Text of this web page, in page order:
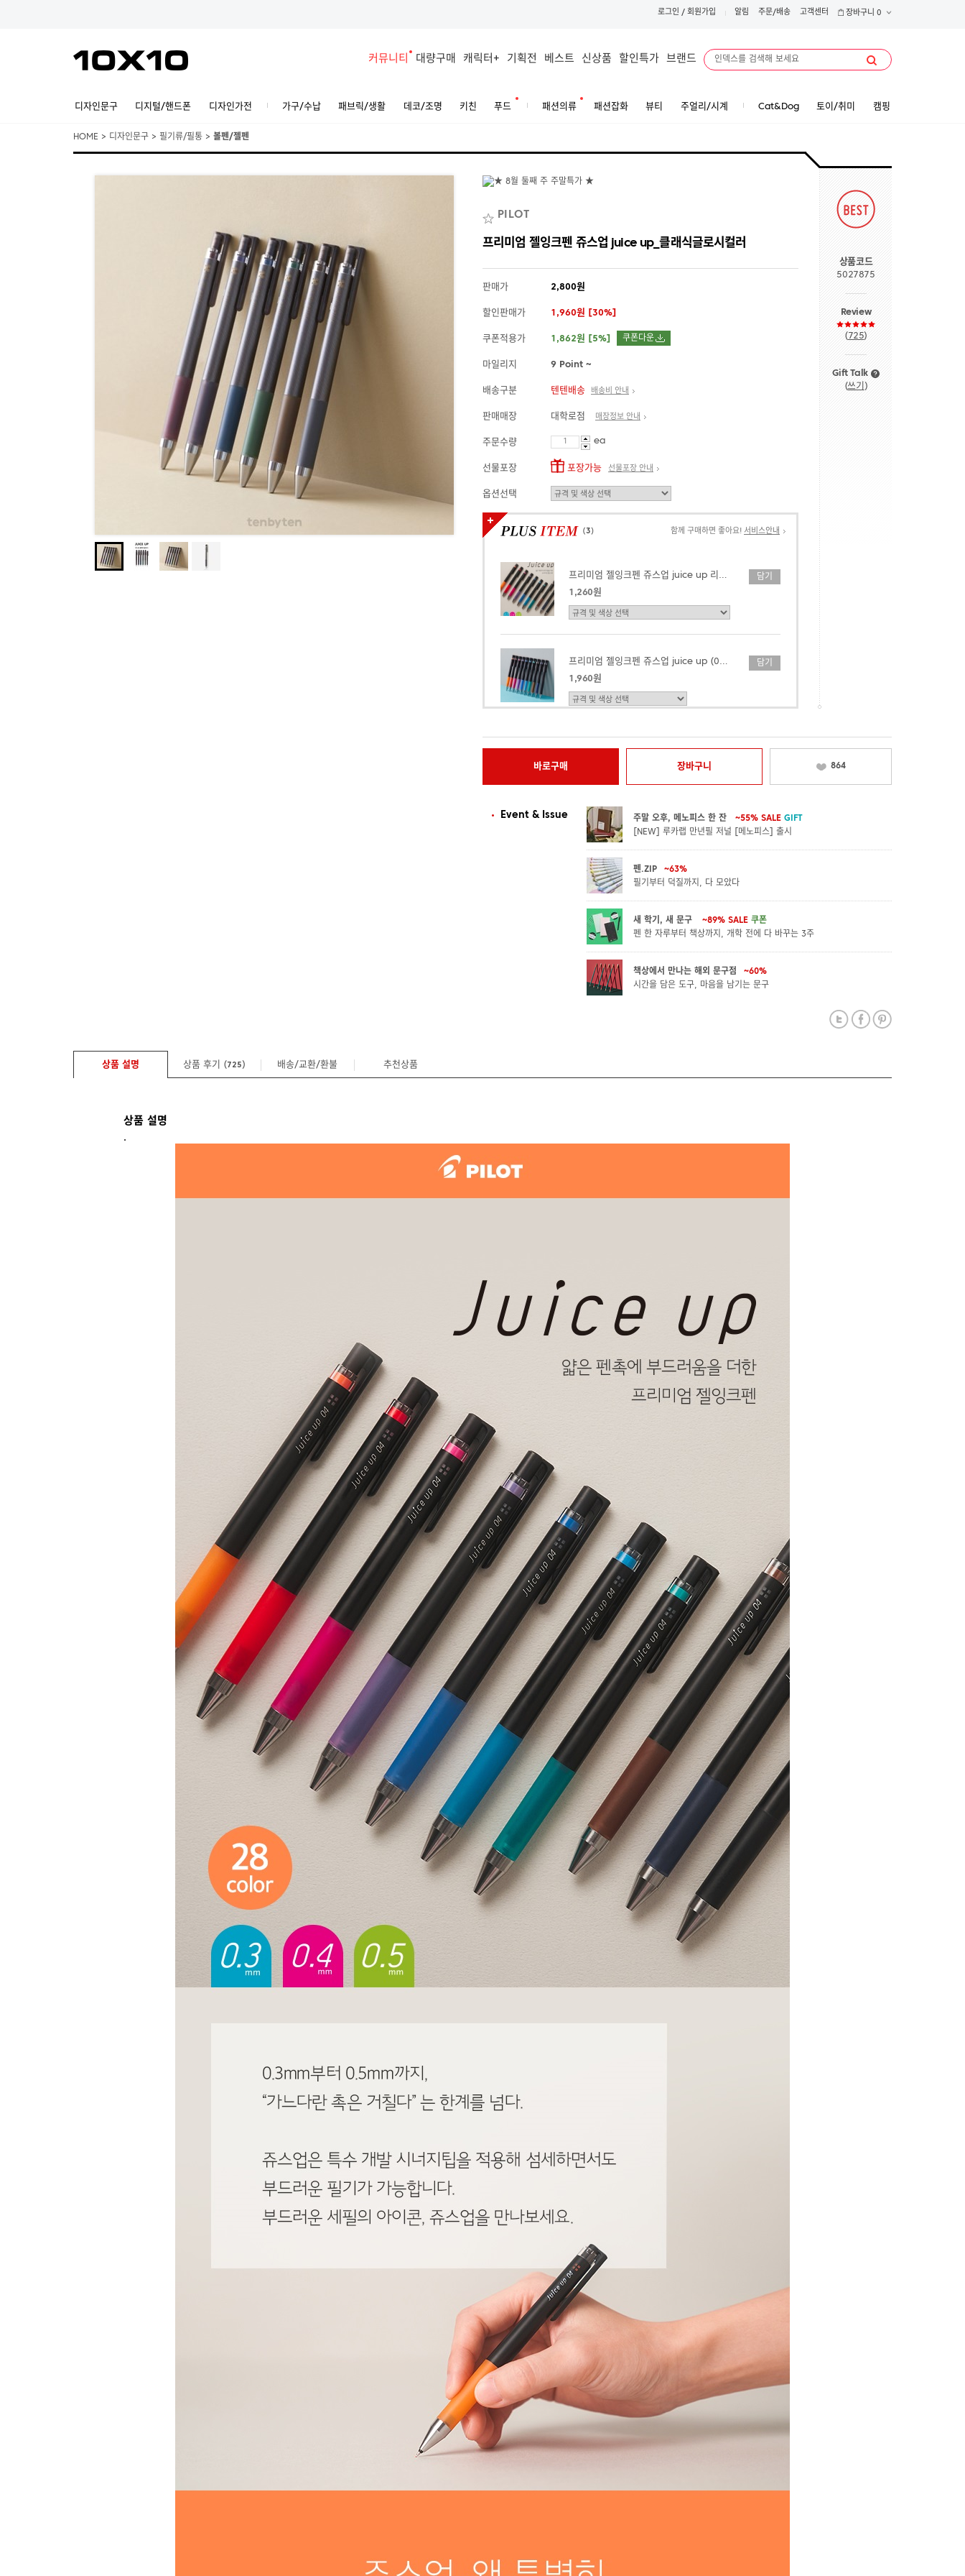
로그인 / 회원가입 알림 주문/배송 고객센터 장바구니 0
커뮤니티 대량구매 캐릭터+ 기획전 베스트 신상품 할인특가 브랜드
디자인문구 디지털/핸드폰 디자인가전 가구/수납 패브릭/생활 데코/조명 키친 푸드 패션의류 패션잡화 뷰티 주얼리/시계 Cat&Dog 토이/취미 캠핑
HOME > 디자인문구 > 필기류/필통 > 볼펜/젤펜
PILOT
프리미엄 젤잉크펜 쥬스업 juice up_클래식글로시컬러
판매가 2,800원
할인판매가 1,960원 [30%]
쿠폰적용가 1,862원 [5%] 쿠폰다운
마일리지 9 Point ~
배송구분 텐텐배송 배송비 안내
판매매장 대학로점 매장정보 안내
주문수량 ea
선물포장 포장가능 선물포장 안내
옵션선택
(3) 함께 구매하면 좋아요! 서비스안내
프리미엄 젤잉크펜 쥬스업 juice up 리필심
1,260원
담기
프리미엄 젤잉크펜 쥬스업 juice up (0.3/0.4/0.5)
1,960원
담기
프리미엄 젤잉크펜 쥬스업 juice up_메탈릭,파스텔컬러
담기
상품코드
5027875
Review
(725)
Gift Talk
(쓰기 )
바로구매 장바구니 864
Event & Issue 주말 오후, 메노피스 한 잔 ~55% SALE GIFT
[NEW] 루카랩 만년필 저널 [메노피스] 출시
펜.ZIP
~63%
필기부터 덕질까지, 다 모았다
새 학기, 새 문구 ~89% SALE 쿠폰
펜 한 자루부터 책상까지, 개학 전에 다 바꾸는 3주
책상에서 만나는 해외 문구점
~60%
시간을 담은 도구, 마음을 남기는 문구
상품 설명 상품 후기 (725) 배송/교환/환불 추천상품
상품 설명